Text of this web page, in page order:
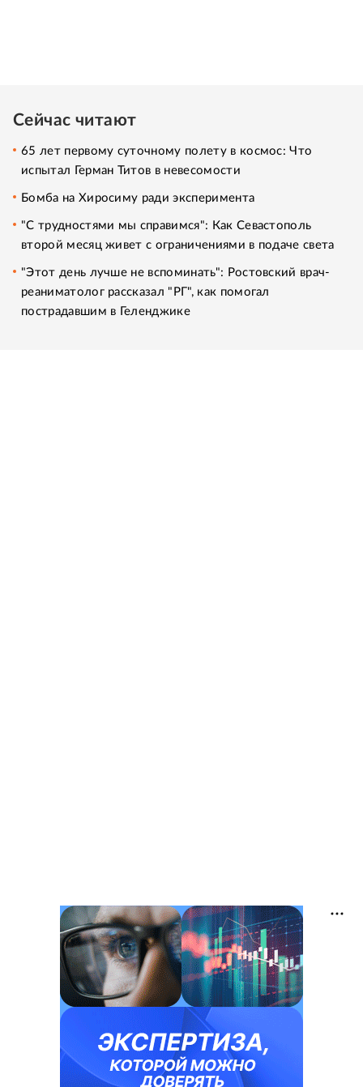
Сейчас читают
65 лет первому суточному полету в космос: Что
испытал Герман Титов в невесомости
Бомба на Хиросиму ради эксперимента
"С трудностями мы справимся": Как Севастополь
второй месяц живет с ограничениями в подаче света
"Этот день лучше не вспоминать": Ростовский врач-
реаниматолог рассказал "РГ", как помогал
пострадавшим в Геленджике